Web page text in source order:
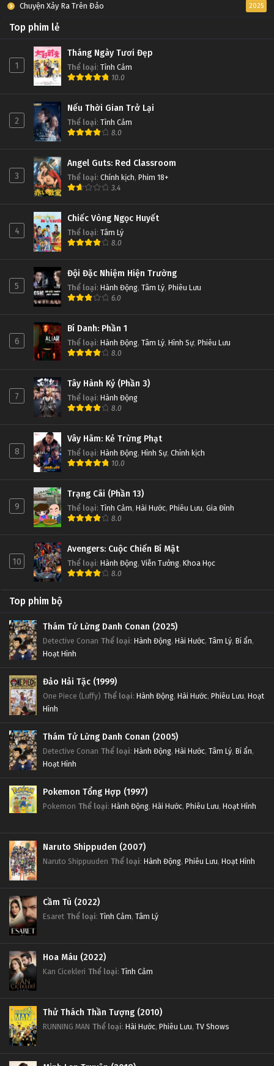
Chuyện Xảy Ra Trên Đảo 2025
Top phim lẻ
1
Tháng Ngày Tươi Đẹp
Thể loại: Tình Cảm
10.0
2
Nếu Thời Gian Trở Lại
Thể loại: Tình Cảm
8.0
3
Angel Guts: Red Classroom
Thể loại: Chính kịch, Phim 18+
3.4
4
Chiếc Vòng Ngọc Huyết
Thể loại: Tâm Lý
8.0
5
Đội Đặc Nhiệm Hiện Trường
Thể loại: Hành Động, Tâm Lý, Phiêu Lưu
6.0
6
Bí Danh: Phần 1
Thể loại: Hành Động, Tâm Lý, Hình Sự, Phiêu Lưu
8.0
7
Tây Hành Kỷ (Phần 3)
Thể loại: Hành Động
8.0
8
Vây Hãm: Kẻ Trừng Phạt
Thể loại: Hành Động, Hình Sự, Chính kịch
10.0
9
Trạng Cãi (Phần 13)
Thể loại: Tình Cảm, Hài Hước, Phiêu Lưu, Gia Đình
8.0
10
Avengers: Cuộc Chiến Bí Mật
Thể loại: Hành Động, Viễn Tưởng, Khoa Học
8.0
Top phim bộ
Thám Tử Lừng Danh Conan (2025)
Detective Conan Thể loại: Hành Động, Hài Hước, Tâm Lý, Bí ẩn,
Hoạt Hình
Đảo Hải Tặc (1999)
One Piece (Luffy) Thể loại: Hành Động, Hài Hước, Phiêu Lưu, Hoạt
Hình
Thám Tử Lừng Danh Conan (2005)
Detective Conan Thể loại: Hành Động, Hài Hước, Tâm Lý, Bí ẩn,
Hoạt Hình
Pokemon Tổng Hợp (1997)
Pokemon Thể loại: Hành Động, Hài Hước, Phiêu Lưu, Hoạt Hình
Naruto Shippuden (2007)
Naruto Shippuuden Thể loại: Hành Động, Phiêu Lưu, Hoạt Hình
Cầm Tù (2022)
Esaret Thể loại: Tình Cảm, Tâm Lý
Hoa Máu (2022)
Kan Cicekleri Thể loại: Tình Cảm
Thử Thách Thần Tượng (2010)
RUNNING MAN Thể loại: Hài Hước, Phiêu Lưu, TV Shows